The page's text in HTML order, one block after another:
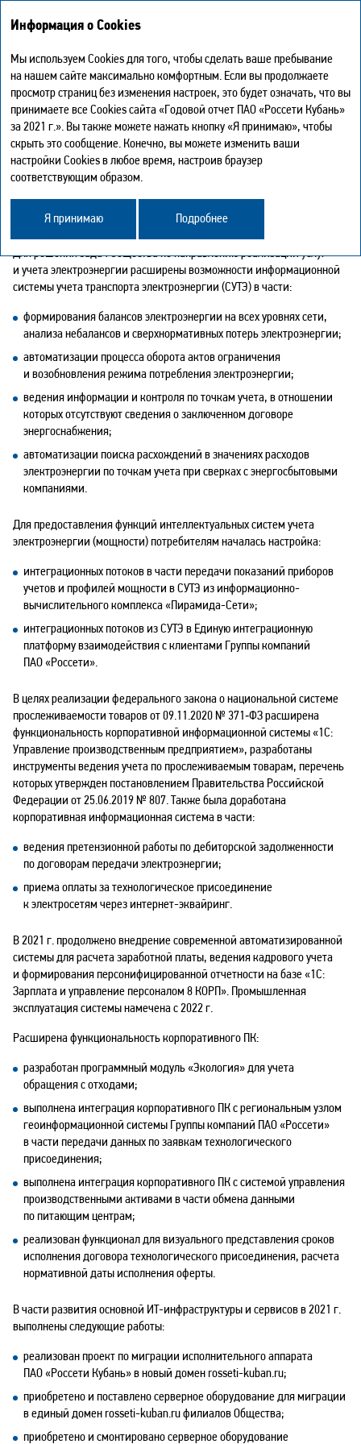
Информационные технологии и телекоммуникации
ИНФОРМАЦИОННЫЕ ТЕХНОЛОГИИ
И ТЕЛЕКОММУНИКАЦИИ
В ОТЧЕТНОМ ГОДУ В ОБЛАСТИ РАЗВИТИЯ
ИНФОРМАЦИОННЫХ ТЕХНОЛОГИЙ
И ТЕЛЕКОММУНИКАЦИЙ КОМПАНИЕЙ РЕАЛИЗОВАНЫ
СЛЕДУЮЩИЕ МЕРОПРИЯТИЯ.
Для решения задач Общества по направлению реализации услуг
и учета электроэнергии расширены возможности информационной
системы учета транспорта электроэнергии (СУТЭ) в части:
формирования балансов электроэнергии на всех уровнях сети,
анализа небалансов и сверхнормативных потерь электроэнергии;
автоматизации процесса оборота актов ограничения
и возобновления режима потребления электроэнергии;
ведения информации и контроля по точкам учета, в отношении
которых отсутствуют сведения о заключенном договоре
энергоснабжения;
автоматизации поиска расхождений в значениях расходов
электроэнергии по точкам учета при сверках с энергосбытовыми
компаниями.
Для предоставления функций интеллектуальных систем учета
электроэнергии (мощности) потребителям началась настройка:
интеграционных потоков в части передачи показаний приборов
учетов и профилей мощности в СУТЭ из информационно-
вычислительного комплекса «Пирамида-Сети»;
интеграционных потоков из СУТЭ в Единую интеграционную
платформу взаимодействия с клиентами Группы компаний
ПАО «Россети».
В целях реализации федерального закона о национальной системе
прослеживаемости товаров от 09.11.2020 № 371‑ФЗрасширена
функциональность корпоративной информационной системы «1С:
Управление производственным предприятием», разработаны
инструменты ведения учета по прослеживаемым товарам, перечень
которых утвержден постановлением Правительства Российской
Федерации от 25.06.2019 № 807. Также была доработана
корпоративная информационная система в части:
ведения претензионной работы по дебиторской задолженности
по договорам передачи электроэнергии;
приема оплаты за технологическое присоединение
к электросетям через интернет-эквайринг.
В 2021 г. продолжено внедрение современной автоматизированной
системы для расчета заработной платы, ведения кадрового учета
и формирования персонифицированной отчетности на базе «1С:
Зарплата и управление персоналом 8 КОРП». Промышленная
эксплуатация системы намечена с 2022 г.
Расширена функциональность корпоративного ПК:
разработан программный модуль «Экология» для учета
обращения с отходами;
выполнена интеграция корпоративного ПК с региональным узлом
геоинформационной системы Группы компаний ПАО «Россети»
в части передачи данных по заявкам технологического
присоединения;
выполнена интеграция корпоративного ПК с системой управления
производственными активами в части обмена данными
по питающим центрам;
реализован функционал для визуального представления сроков
исполнения договора технологического присоединения, расчета
нормативной даты исполнения оферты.
В части развития основной ИТ-инфраструктуры и сервисов в 2021 г.
выполнены следующие работы:
реализован проект по миграции исполнительного аппарата
ПАО «Россети Кубань» в новый домен rosseti-kuban.ru;
приобретено и поставлено серверное оборудование для миграции
в единый домен rosseti-kuban.ru филиалов Общества;
приобретено и смонтировано серверное оборудование
Информация о Cookies
Мы используем Cookies для того, чтобы сделать ваше пребывание
на нашем сайте максимально комфортным. Если вы продолжаете
просмотр страниц без изменения настроек, это будет означать, что вы
принимаете все Cookies сайта «Годовой отчет ПАО «Россети Кубань»
за 2021 г.». Вы также можете нажать кнопку «Я принимаю», чтобы
скрыть это сообщение. Конечно, вы можете изменить ваши
настройки Cookies в любое время, настроив браузер
соответствующим образом.
Я принимаю Подробнее